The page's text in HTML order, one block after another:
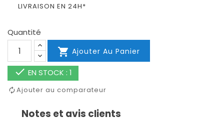
LIVRAISON EN 24H*
Quantité
 Ajouter Au Panier
 EN STOCK : 1
Ajouter au comparateur
Notes et avis clients